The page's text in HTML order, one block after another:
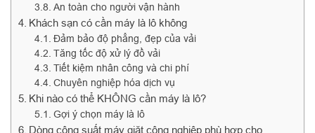
An toàn cho người vận hành
Khách sạn có cần máy là lô không
Đảm bảo độ phẳng, đẹp của vải
Tăng tốc độ xử lý đồ vải
Tiết kiệm nhân công và chi phí
Chuyên nghiệp hóa dịch vụ
Khi nào có thể KHÔNG cần máy là lô?
Gợi ý chọn máy là lô
Dòng công suất máy giặt công nghiệp phù hợp cho